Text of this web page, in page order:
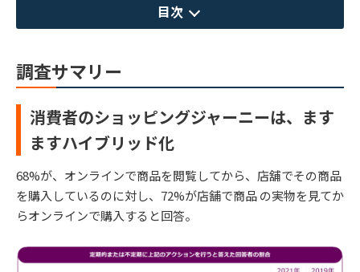
目次
調査サマリー
消費者のショッピングジャーニーは、ます
ますハイブリッド化
68%が、オンラインで商品を閲覧してから、店舖でその商品
を購入しているのに対し、72%が店舗で商品 の実物を見てか
らオンラインで購入すると回答。